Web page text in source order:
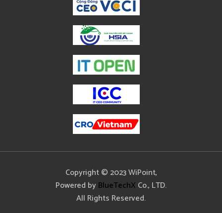
Copyright © 2023 WiPoint,
Powered byBlueTechX Co., LTD.
All Rights Reserved.